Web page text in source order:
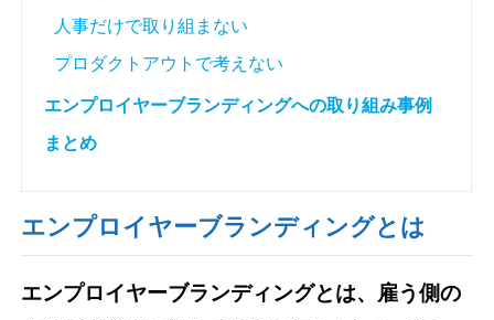
人事だけで取り組まない
プロダクトアウトで考えない
エンプロイヤーブランディングへの取り組み事例
まとめ
エンプロイヤーブランディングとは
エンプロイヤーブランディングとは、雇う側の